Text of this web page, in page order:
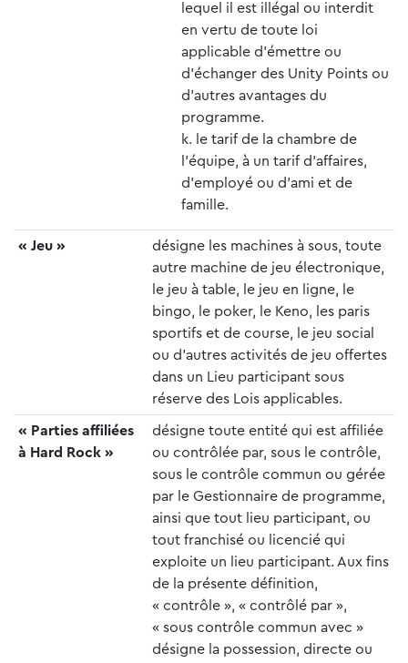
lequel il est illégal ou interdit
en vertu de toute loi
applicable d’émettre ou
d’échanger des Unity Points ou
d’autres avantages du
programme.
le tarif de la chambre de
l’équipe, à un tarif d’affaires,
d’employé ou d’ami et de
famille.
« Jeu »
désigne les machines à sous, toute
autre machine de jeu électronique,
le jeu à table, le jeu en ligne, le
bingo, le poker, le Keno, les paris
sportifs et de course, le jeu social
ou d’autres activités de jeu offertes
dans un Lieu participant sous
réserve des Lois applicables.
« Parties affiliées
à Hard Rock »
désigne toute entité qui est affiliée
ou contrôlée par, sous le contrôle,
sous le contrôle commun ou gérée
par le Gestionnaire de programme,
ainsi que tout lieu participant, ou
tout franchisé ou licencié qui
exploite un lieu participant. Aux fins
de la présente définition,
« contrôle », « contrôlé par »,
« sous contrôle commun avec »
désigne la possession, directe ou